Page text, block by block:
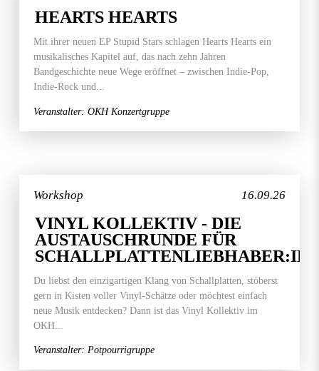
HEARTS HEARTS
Mit ihrer neuen EP Stupid Stars schlagen Hearts Hearts ein
musikalisches Kapitel auf, das nach zehn Jahren
Bandgeschichte neue Wege eröffnet – zwischen Indie-Pop,
Indie-Rock und...
Veranstalter: OKH Konzertgruppe
16.09.26
Workshop
VINYL KOLLEKTIV - DIE
AUSTAUSCHRUNDE FÜR
Du liebst den einzigartigen Klang von Schallplatten, stöberst
gern in Kisten voller Vinyl-Schätze oder möchtest einfach
neue Musik entdecken? Dann ist das Vinyl Kollektiv im
OKH...
Veranstalter: Potpourrigruppe